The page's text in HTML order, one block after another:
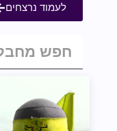
לעמוד נרצחים